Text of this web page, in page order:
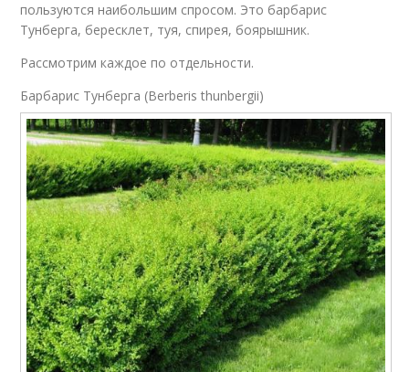
пользуются наибольшим спросом. Это барбарис
Тунберга, бересклет, туя, спирея, боярышник.
Рассмотрим каждое по отдельности.
Барбарис Тунберга (Berberis thunbergii)